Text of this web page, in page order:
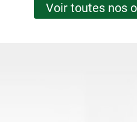
Voir toutes nos